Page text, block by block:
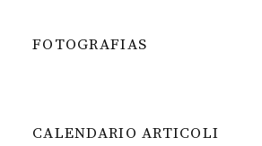
FOTOGRAFIAS
CALENDARIO ARTICOLI